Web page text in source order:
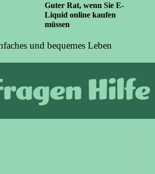
Guter Rat, wenn Sie E-
Liquid online kaufen
müssen
und bequemes Leben